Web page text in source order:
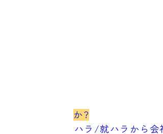
か?
ハラ/就ハラから会